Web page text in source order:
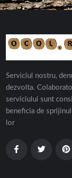
Serviciul nostru,
dezvolta.
serviciului sunt
beneficia de
lor